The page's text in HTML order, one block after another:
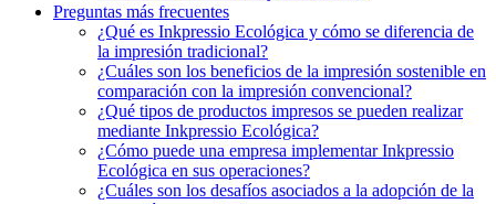
Preguntas más frecuentes
¿Qué es Inkpressio Ecológica y cómo se diferencia de
la impresión tradicional?
¿Cuáles son los beneficios de la impresión sostenible en
comparación con la impresión convencional?
¿Qué tipos de productos impresos se pueden realizar
mediante Inkpressio Ecológica?
¿Cómo puede una empresa implementar Inkpressio
Ecológica en sus operaciones?
¿Cuáles son los desafíos asociados a la adopción de la